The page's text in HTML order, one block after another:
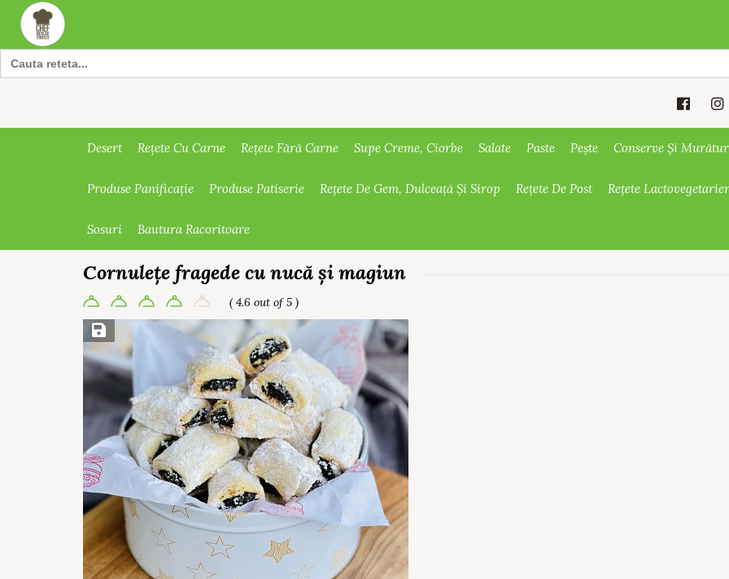
Search
for:
Desert Rețete Cu Carne Rețete Fără Carne Supe Creme, Ciorbe Salate Paste Pește Conserve Și
Produse Panificație Produse Patiserie Rețete De Gem, Dulceață Și Sirop Rețete De Post Rețete
Sosuri Bautura Racoritoare
Cornulețe fragede cu nucă și magiun
( 4.6 out of 5 )
Save Recipe